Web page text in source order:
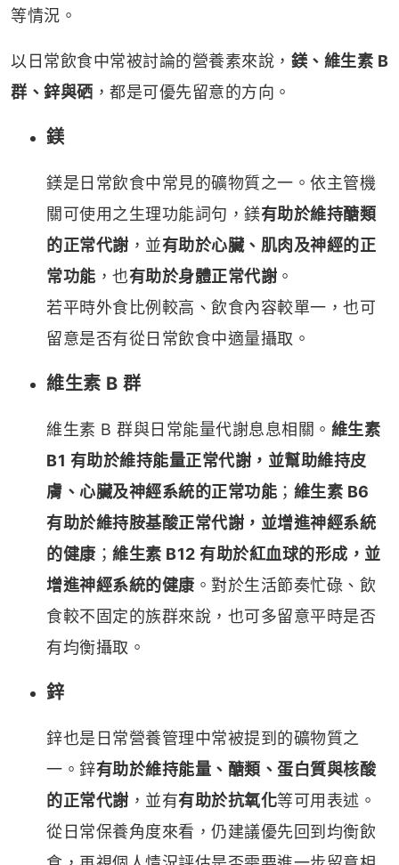
等情況。
以日常飲食中常被討論的營養素來說， 鎂、維生素 B
群、鋅與硒 ，都是可優先留意的方向。
鎂
鎂是日常飲食中常見的礦物質之一。依主管機
關可使用之生理功能詞句，鎂有助於維持醣類
的正常代謝 ，並有助於心臟、肌肉及神經的正
常功能 ，也有助於身體正常代謝 。
若平時外食比例較高、飲食內容較單一，也可
留意是否有從日常飲食中適量攝取。
維生素 B 群
維生素 B 群與日常能量代謝息息相關。 維生素
B1 有助於維持能量正常代謝，並幫助維持皮
膚、心臟及神經系統的正常功能 ； 維生素 B6
有助於維持胺基酸正常代謝，並增進神經系統
的健康 ； 維生素 B12 有助於紅血球的形成，並
增進神經系統的健康 。對於生活節奏忙碌、飲
食較不固定的族群來說，也可多留意平時是否
有均衡攝取。
鋅
鋅也是日常營養管理中常被提到的礦物質之
一。鋅有助於維持能量、醣類、蛋白質與核酸
的正常代謝 ，並有有助於抗氧化等可用表述。
從日常保養角度來看，仍建議優先回到均衡飲